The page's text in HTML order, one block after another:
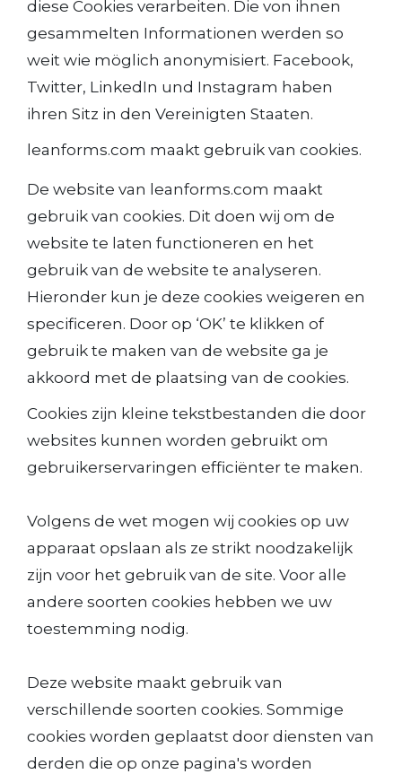
diese Cookies verarbeiten. Die von ihnen
gesammelten Informationen werden so
weit wie möglich anonymisiert. Facebook,
Twitter, LinkedIn und Instagram haben
ihren Sitz in den Vereinigten Staaten.
leanforms.com maakt gebruik van cookies.
De website van leanforms.com maakt
gebruik van cookies. Dit doen wij om de
website te laten functioneren en het
gebruik van de website te analyseren.
Hieronder kun je deze cookies weigeren en
specificeren. Door op ‘OK’ te klikken of
gebruik te maken van de website ga je
akkoord met de plaatsing van de cookies.
Cookies zijn kleine tekstbestanden die door
websites kunnen worden gebruikt om
gebruikerservaringen efficiënter te maken.
Volgens de wet mogen wij cookies op uw
apparaat opslaan als ze strikt noodzakelijk
zijn voor het gebruik van de site. Voor alle
andere soorten cookies hebben we uw
toestemming nodig.
Deze website maakt gebruik van
verschillende soorten cookies. Sommige
cookies worden geplaatst door diensten van
derden die op onze pagina's worden